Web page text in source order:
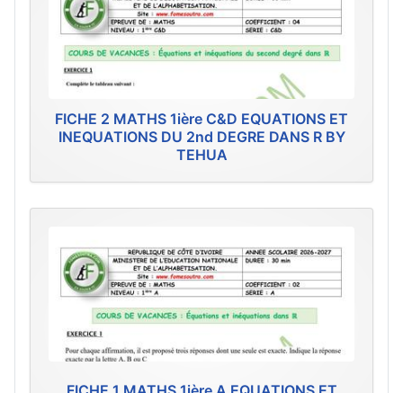
FICHE 2 MATHS 1ière C&D EQUATIONS ET
INEQUATIONS DU 2nd DEGRE DANS R BY
TEHUA